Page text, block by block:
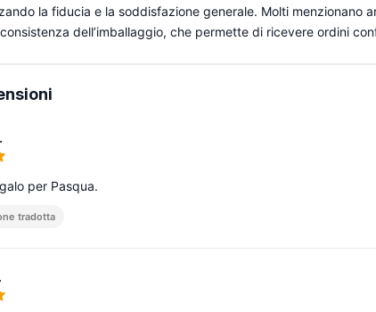
la fiducia e la soddisfazione generale. Molti menzionano
dell’imballaggio, che permette di ricevere ordini
per Pasqua.
tradotta